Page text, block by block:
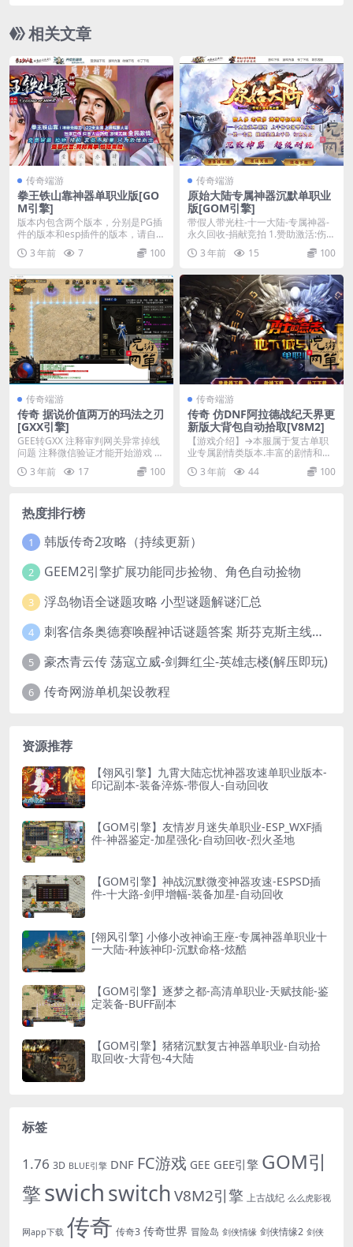
相关文章
传奇端游
拳王铁山靠神器单职业版[GO
M引擎]
版本内包含两个版本，分别是PG插
件的版本和esp插件的版本，请自行
选用PG或Es...
3 年前 7 100
传奇端游
原始大陆专属神器沉默单职业
版[GOM引擎]
带假人带光柱-十一大陆-专属神器-
永久回收-捐献竞拍 1.赞助激活:伤害
吸收+1...
3 年前 15 100
传奇端游
传奇 据说价值两万的玛法之刃
[GXX引擎]
GEE转GXX 注释审判网关异常掉线
问题 注释微信验证才能开始游戏 注
释微信图群...
3 年前 17 100
传奇端游
传奇 仿DNF阿拉德战纪天界更
新版大背包自动拾取[V8M2]
【游戏介绍】→本服属于复古单职
业专属剧情类版本.丰富的剧情和玩
法！地图全靠跑,装...
3 年前 44 100
热度排行榜
1 韩版传奇2攻略（持续更新）
2 GEEM2引擎扩展功能同步捡物、角色自动捡物
3 浮岛物语全谜题攻略 小型谜题解谜汇总
4 刺客信条奥德赛唤醒神话谜题答案 斯芬克斯主线攻略
5 豪杰青云传 荡寇立威-剑舞红尘-英雄志楼(解压即玩)
6 传奇网游单机架设教程
资源推荐
【翎风引擎】九霄大陆忘忧神器攻速单职业版本-
印记副本-装备淬炼-带假人-自动回收
【GOM引擎】友情岁月迷失单职业-ESP_WXF插
件-神器鉴定-加星强化-自动回收-烈火圣地
【GOM引擎】神战沉默微变神器攻速-ESPSD插
件-十大路-剑甲增幅-装备加星-自动回收
[翎风引擎] 小修小改神谕王座-专属神器单职业十
一大陆-种族神印-沉默命格-炫酷
【GOM引擎】逐梦之都-高清单职业-天赋技能-鉴
定装备-BUFF副本
【GOM引擎】猪猪沉默复古神器单职业-自动拾
取回收-大背包-4大陆
标签
1.76 3D BLUE引擎 DNF FC游戏 GEE GEE引擎 GOM引
擎swichswitchV8M2引擎 上古战纪 么么虎影视
网app下载 传奇 传奇3 传奇世界 冒险岛 剑侠情缘 剑侠情缘2 剑侠